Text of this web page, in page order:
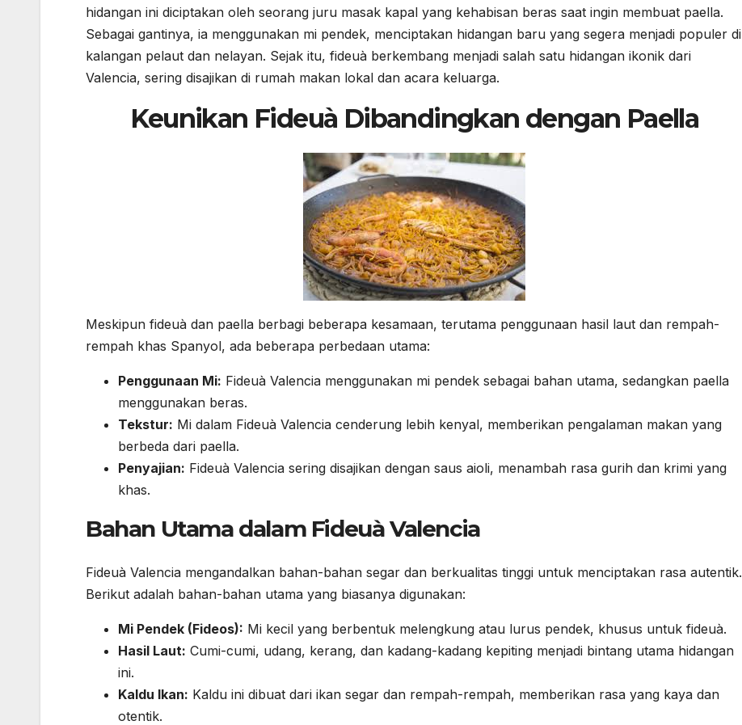
hidangan ini diciptakan oleh seorang juru masak kapal yang kehabisan beras saat ingin membuat paella.
Sebagai gantinya, ia menggunakan mi pendek, menciptakan hidangan baru yang segera menjadi populer di
kalangan pelaut dan nelayan. Sejak itu, fideuà berkembang menjadi salah satu hidangan ikonik dari
Valencia, sering disajikan di rumah makan lokal dan acara keluarga.
Keunikan Fideuà Dibandingkan dengan Paella
Meskipun fideuà dan paella berbagi beberapa kesamaan, terutama penggunaan hasil laut dan rempah-
rempah khas Spanyol, ada beberapa perbedaan utama:
Penggunaan Mi: Fideuà Valencia menggunakan mi pendek sebagai bahan utama, sedangkan paella
menggunakan beras.
Tekstur: Mi dalam Fideuà Valencia cenderung lebih kenyal, memberikan pengalaman makan yang
berbeda dari paella.
Penyajian: Fideuà Valencia sering disajikan dengan saus aioli, menambah rasa gurih dan krimi yang
khas.
Bahan Utama dalam Fideuà Valencia
Fideuà Valencia mengandalkan bahan-bahan segar dan berkualitas tinggi untuk menciptakan rasa autentik.
Berikut adalah bahan-bahan utama yang biasanya digunakan:
Mi Pendek (Fideos): Mi kecil yang berbentuk melengkung atau lurus pendek, khusus untuk fideuà.
Hasil Laut: Cumi-cumi, udang, kerang, dan kadang-kadang kepiting menjadi bintang utama hidangan
ini.
Kaldu Ikan: Kaldu ini dibuat dari ikan segar dan rempah-rempah, memberikan rasa yang kaya dan
otentik.